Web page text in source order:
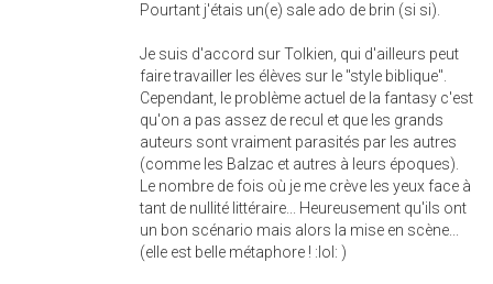
Pourtant j'étais un(e) sale ado de brin (si si).
Je suis d'accord sur Tolkien, qui d'ailleurs peut
faire travailler les élèves sur le "style biblique".
Cependant, le problème actuel de la fantasy c'est
qu'on a pas assez de recul et que les grands
auteurs sont vraiment parasités par les autres
(comme les Balzac et autres à leurs époques).
Le nombre de fois où je me crève les yeux face à
tant de nullité littéraire... Heureusement qu'ils ont
un bon scénario mais alors la mise en scène...
(elle est belle métaphore ! :lol: )